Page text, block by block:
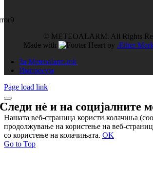
© METEOALARM. All Rights
Made with
by Æther
За Meteoalarm.mk
Импресум
Page load link
Следи нѐ и насоцијалните
Нашата веб-страница користи колачиња
продолжување на користење на веб-
со користење на колачињата. OK
Go to Top